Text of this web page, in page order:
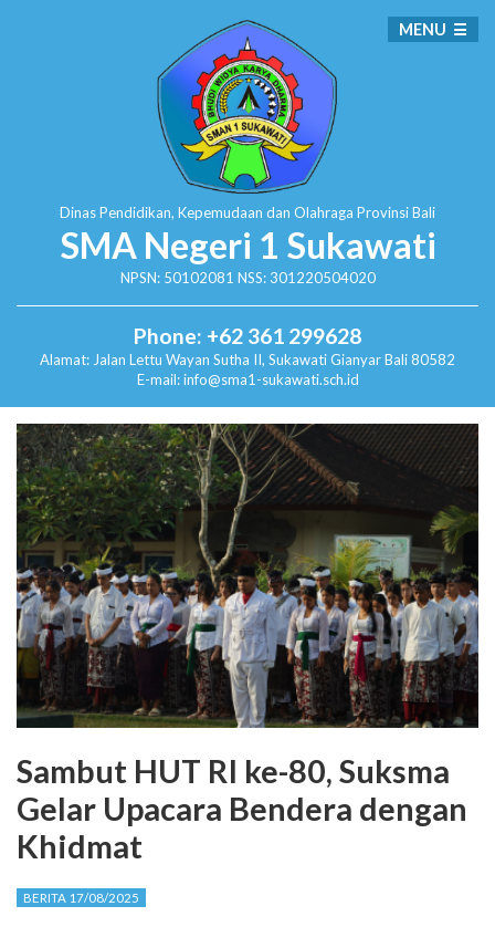
Dinas Pendidikan, Kepemudaan dan Olahraga Provinsi Bali
SMA Negeri 1 Sukawati
NPSN: 50102081 NSS: 301220504020
Phone: +62 361 299628
Alamat: Jalan Lettu Wayan Sutha II, SukawatiGianyar Bali 80582
E-mail: info@sma1-sukawati.sch.id
MENU
Sambut HUT RI ke-80, Suksma
Gelar Upacara Bendera dengan
Khidmat
BERITA 17/08/2025